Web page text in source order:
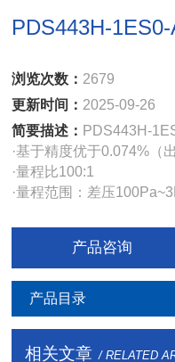
PDS443H-
浏览次数： 2679
更新时间： 2025-09-26
简要描述： PDS443H-
·基于精度优于0.074%（
·量程比100:1
·量程范围：差压
产品咨询
产品目录
相关文章 / RELATED